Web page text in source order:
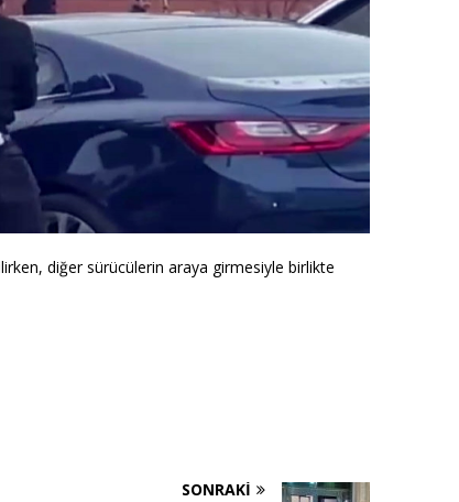
diğer sürücülerin araya girmesiyle birlikte
SONRAKI